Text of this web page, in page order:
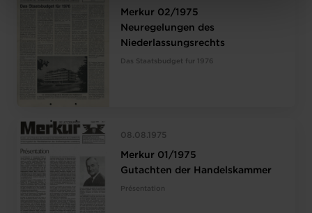
protection des données personnelles
Merkur 02/1975
Neuregelungen des
Niederlassungsrechts
Das Staatsbudget fur 1976
08.08.1975
Merkur 01/1975
Gutachten der Handelskammer
Présentation